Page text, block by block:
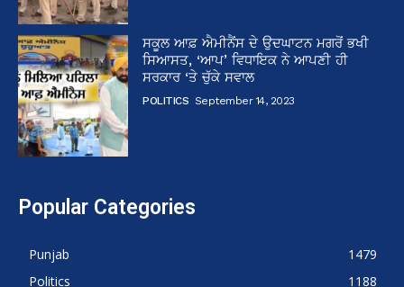
ਸਕੂਲ ਆਫ਼ ਐਮੀਨੈਂਸ ਦੇ ਉਦਘਾਟਨ ਮਗਰੋਂ ਭਖੀ
ਸਿਆਸਤ, ‘ਆਪ’ ਵਿਧਾਇਕ ਨੇ ਆਪਣੀ ਹੀ
ਸਰਕਾਰ ‘ਤੇ ਚੁੱਕੇ ਸਵਾਲ
POLITICS September 14, 2023
Popular Categories
Punjab
1479
Politics
1188